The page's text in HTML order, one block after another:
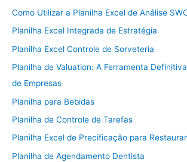
Como Utilizar a Planilha Excel de Análise
Planilha Excel Integrada de Estratégia
Planilha Excel Controle de Sorveteria
Planilha de Valuation: A Ferramenta
de Empresas
Planilha para Bebidas
Planilha de Controle de Tarefas
Planilha Excel de Precificação para
Planilha de Agendamento Dentista